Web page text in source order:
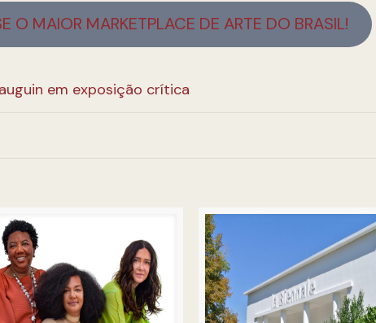
O MAIOR MARKETPLACE DE ARTE DO BRASIL!
em exposição crítica